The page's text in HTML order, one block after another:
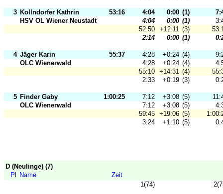
3 Kollndorfer Kathrin 53:16 4:04 0:00 (1)
HSV OL Wiener Neustadt
4:04 0:00 (1)
52:50
+12:11 (3)
2:14
0:00 (1)
4 Jäger Karin 55:37 4:28 +0:24 (4)
OLC Wienerwald
4:28 +0:24 (4)
55:10 +14:31 (4)
2:33
+0:19 (3)
5 Finder Gaby 1:00:25 7:12 +3:08 (5)
OLC Wienerwald
7:12 +3:08 (5)
59:45 +19:06 (5)
3:24
+1:10 (5)
D (Neulinge) (7)
Pl
Name
Zeit
1(74)